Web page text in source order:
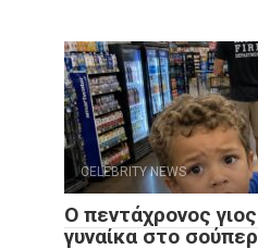
CELEBRITY NEWS
Ο πεντάχρονος
γυναίκα στο